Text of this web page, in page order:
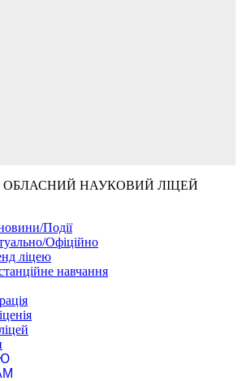
ОБЛАСНИЙ НАУКОВИЙ ЛІЦЕЙ
Події
Офіційно
ліцею
навчання